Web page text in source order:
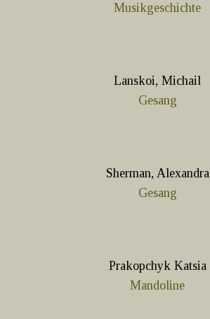
Musikgeschichte
Lanskoi, Michail
Gesang
Sherman, Alexandra
Gesang
Prakopchyk Katsia
Mandoline